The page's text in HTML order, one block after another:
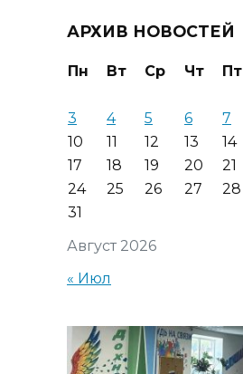
АРХИВ НОВОСТЕЙ
Август 2026
Пн Вт Ср Чт Пт
3
4 5 6 7
10
11 12 13 14
17
18 19 20 21
24
25 26 27 28
31
« Июл